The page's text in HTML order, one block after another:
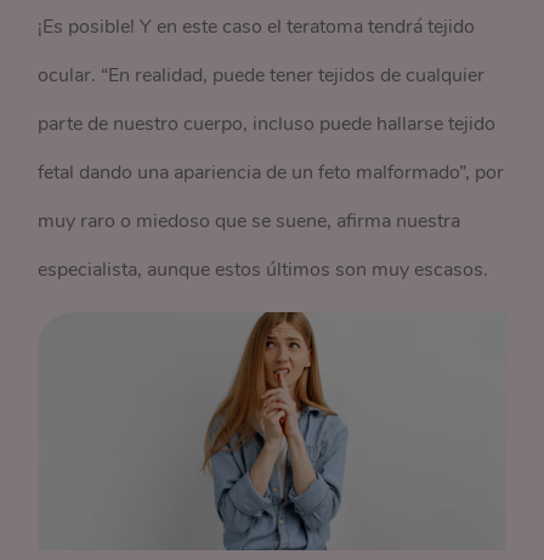
¡Es posible! Y en este caso el teratoma tendrá tejido
ocular. “En realidad, puede tener tejidos de cualquier
parte de nuestro cuerpo, incluso puede hallarse tejido
fetal dando una apariencia de un feto malformado”, por
muy raro o miedoso que se suene, afirma nuestra
especialista, aunque estos últimos son muy escasos.